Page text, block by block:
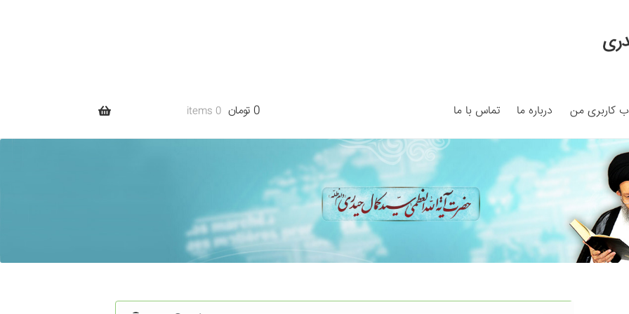
کاربری من درباره ما تماس با ما
My
Search Results
Shop برگه نمونه برگه نمونه بلاگ پرداخت
سبد خرید قوانین و مقررات
0 تومان 0 items